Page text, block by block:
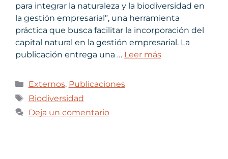
para integrar la naturaleza y la biodiversidad en
la gestión empresarial”, una herramienta
práctica que busca facilitar la incorporación del
capital natural en la gestión empresarial. La
publicación entrega una … Leer más
Externos, Publicaciones
Biodiversidad
Deja un comentario